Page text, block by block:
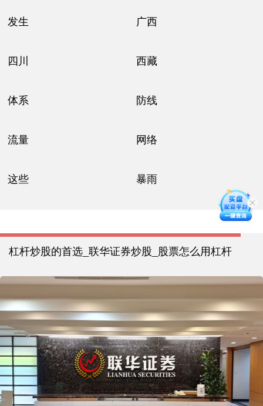
发生 广西
四川 西藏
体系 防线
流量 网络
这些 暴雨
杠杆炒股的首选_联华证券炒股_股票怎么用杠杆